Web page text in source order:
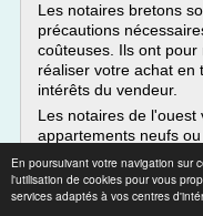
En poursuivant votre navigation sur
l'utilisation de cookies pour vous
services adaptés à vos centres
Les notaires bretons
précautions
coûteuses. Ils ont
réaliser votre achat en
intérêts du vendeur.
Les notaires de
appartements neufs ou
Lire la suite